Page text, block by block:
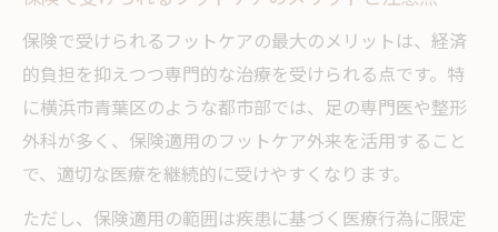
保険で受けられるフットケアの最大のメリットは、経済
的負担を抑えつつ専門的な治療を受けられる点です。特
に横浜市青葉区のような都市部では、足の専門医や整形
外科が多く、保険適用のフットケア外来を活用すること
で、適切な医療を継続的に受けやすくなります。
ただし、保険適用の範囲は疾患に基づく医療行為に限定